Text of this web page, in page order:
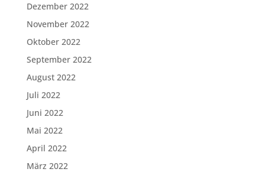
Dezember 2022
November 2022
Oktober 2022
September 2022
August 2022
Juli 2022
Juni 2022
Mai 2022
April 2022
März 2022